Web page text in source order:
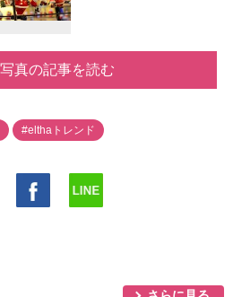
真の記事を読む
#elthaトレンド